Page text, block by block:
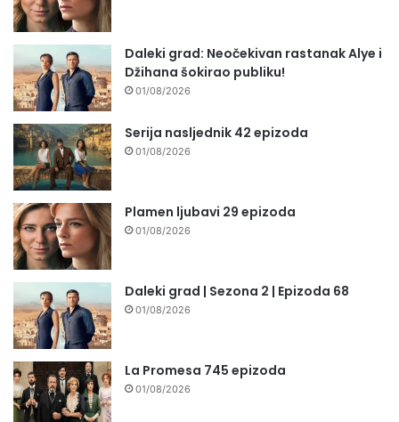
Daleki grad: Neočekivan rastanak Alye i
Džihana šokirao publiku!
01/08/2026
Serija nasljednik 42 epizoda
01/08/2026
Plamen ljubavi 29 epizoda
01/08/2026
Daleki grad | Sezona 2 | Epizoda 68
01/08/2026
La Promesa 745 epizoda
01/08/2026